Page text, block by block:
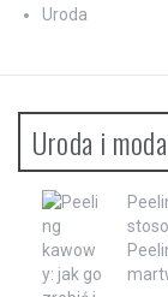
Uroda
Uroda i moda